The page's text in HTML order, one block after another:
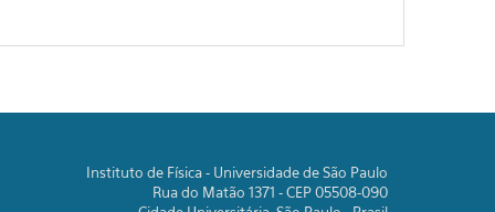
Instituto de Física - Universidade de São Paulo
Rua do Matão 1371 - CEP 05508-090